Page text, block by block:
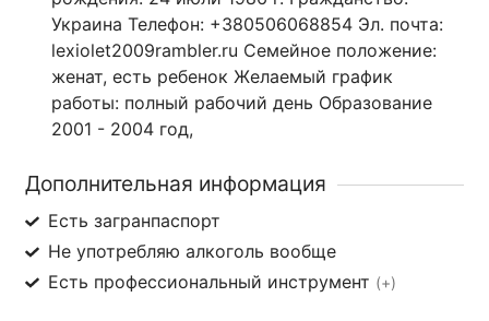
Украина Телефон: +380506068854 Эл. почта:
lexiolet2009rambler.ru Семейное положение:
женат, есть ребенок Желаемый график
работы: полный рабочий день Образование
2001 - 2004 год,
Дополнительная информация
Есть загранпаспорт
Не употребляю алкоголь вообще
Есть профессиональный инструмент (+)